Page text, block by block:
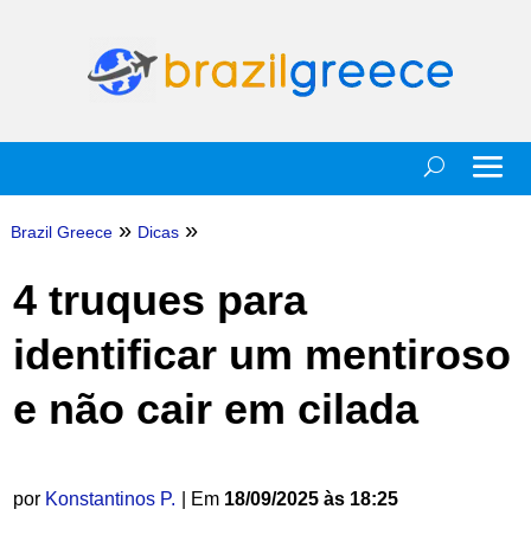
Brazil Greece » Dicas »
4 truques para
identificar um mentiroso
e não cair em cilada
por Konstantinos P. | Em 18/09/2025 às 18:25